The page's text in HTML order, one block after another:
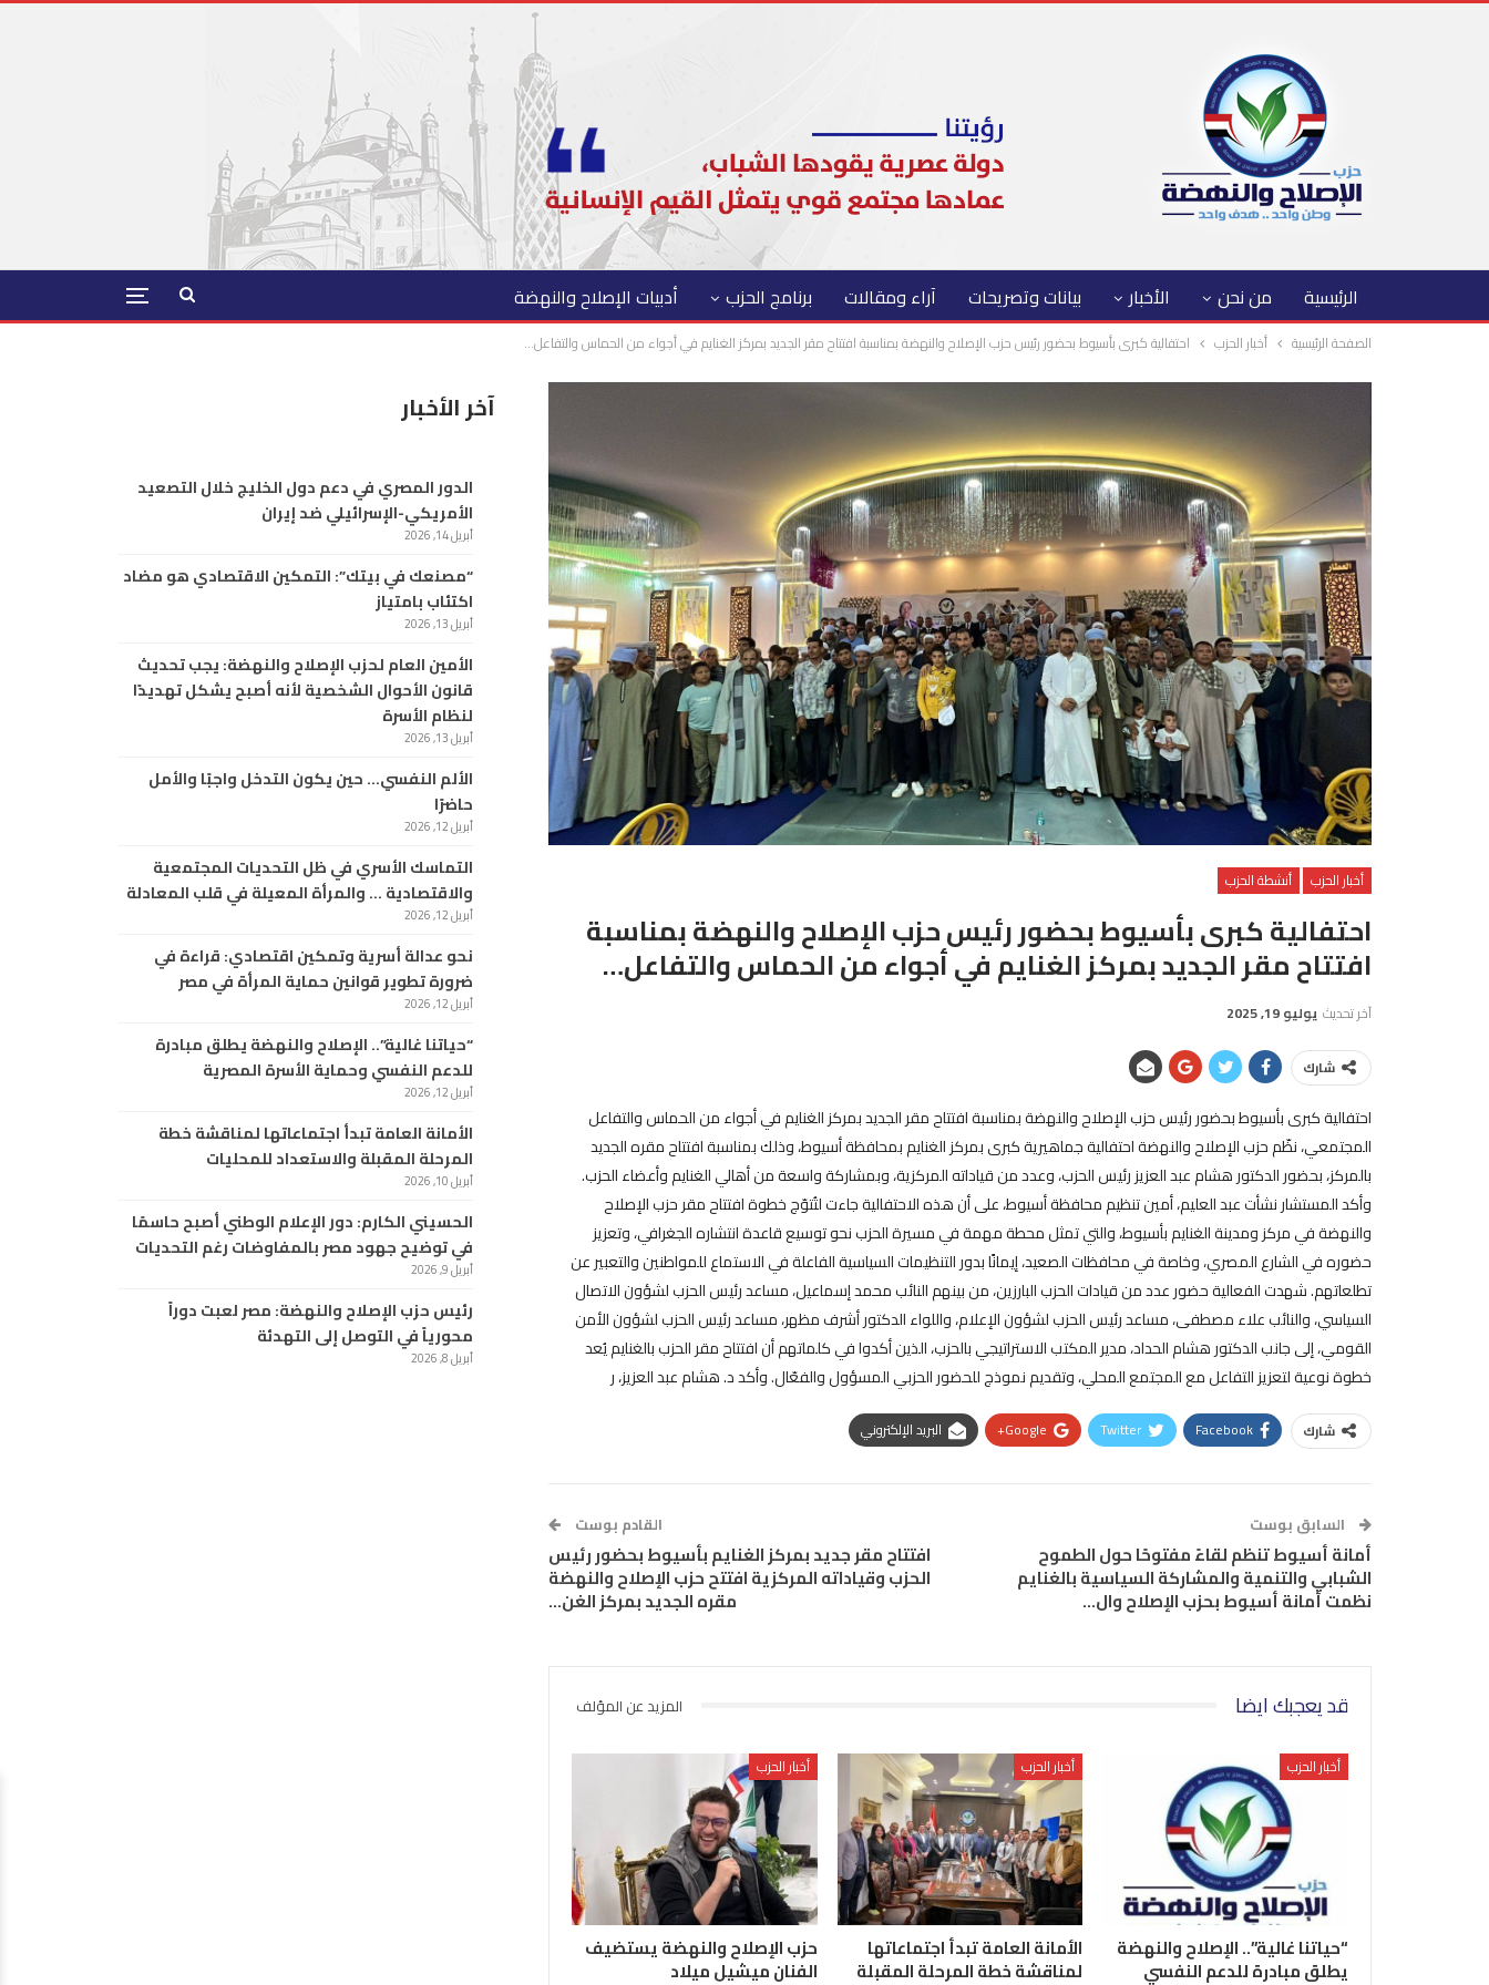
الرئيسية من نحن الأخبار بيانات وتصريحات آراء ومقالات برنامج الحزب أدبيات الإصلاح والنهضة
الصفحة الرئيسية أخبار الحزب احتفالية كبرى بأسيوط بحضور رئيس حزب الإصلاح والنهضة بمناسبة افتتاح مقر الجديد بمركز الغنايم في أجواء من الحماس والتفاعل…
أخبار الحزب أنشطة الحزب
احتفالية كبرى بأسيوط بحضور رئيس حزب الإصلاح والنهضة بمناسبة
افتتاح مقر الجديد بمركز الغنايم في أجواء من الحماس والتفاعل…
آخر تحديث يوليو 19, 2025
شارك
احتفالية كبرى بأسيوط بحضور رئيس حزب الإصلاح والنهضة بمناسبة افتتاح مقر الجديد بمركز الغنايم في أجواء من الحماس والتفاعل
المجتمعي، نظّم حزب الإصلاح والنهضة احتفالية جماهيرية كبرى بمركز الغنايم بمحافظة أسيوط، وذلك بمناسبة افتتاح مقره الجديد
بالمركز، بحضور الدكتور هشام عبد العزيز رئيس الحزب، وعدد من قياداته المركزية، وبمشاركة واسعة من أهالي الغنايم وأعضاء الحزب.
وأكد المستشار نشأت عبد العليم، أمين تنظيم محافظة أسيوط، على أن هذه الاحتفالية جاءت لتُتوّج خطوة افتتاح مقر حزب الإصلاح
والنهضة في مركز ومدينة الغنايم بأسيوط، والتي تمثل محطة مهمة في مسيرة الحزب نحو توسيع قاعدة انتشاره الجغرافي، وتعزيز
حضوره في الشارع المصري، وخاصة في محافظات الصعيد، إيمانًا بدور التنظيمات السياسية الفاعلة في الاستماع للمواطنين والتعبير عن
تطلعاتهم. شهدت الفعالية حضور عدد من قيادات الحزب البارزين، من بينهم النائب محمد إسماعيل، مساعد رئيس الحزب لشؤون الاتصال
السياسي، والنائب علاء مصطفى، مساعد رئيس الحزب لشؤون الإعلام، واللواء الدكتور أشرف مظهر، مساعد رئيس الحزب لشؤون الأمن
القومي، إلى جانب الدكتور هشام الحداد، مدير المكتب الاستراتيجي بالحزب، الذين أكدوا في كلماتهم أن افتتاح مقر الحزب بالغنايم يُعد
خطوة نوعية لتعزيز التفاعل مع المجتمع المحلي، وتقديم نموذج للحضور الحزبي المسؤول والفعّال. وأكد د. هشام عبد العزيز، ر
شارك Facebook
Twitter
Google+ البريد الإلكتروني
السابق بوست
أمانة أسيوط تنظم لقاءً مفتوحًا حول الطموح
الشبابي والتنمية والمشاركة السياسية بالغنايم
نظمت أمانة أسيوط بحزب الإصلاح وال…
القادم بوست
افتتاح مقر جديد بمركز الغنايم بأسيوط بحضور رئيس
الحزب وقياداته المركزية افتتح حزب الإصلاح والنهضة
مقره الجديد بمركز الغن…
قد يعجبك ايضا المزيد عن المؤلف
أخبار الحزب
“حياتنا غالية”.. الإصلاح والنهضة
يطلق مبادرة للدعم النفسي
أخبار الحزب
الأمانة العامة تبدأ اجتماعاتها
لمناقشة خطة المرحلة المقبلة
أخبار الحزب
حزب الإصلاح والنهضة يستضيف
الفنان ميشيل ميلاد
آخر الأخبار
الدور المصري في دعم دول الخليج خلال التصعيد
الأمريكي-الإسرائيلي ضد إيران
أبريل 14, 2026
“مصنعك في بيتك”: التمكين الاقتصادي هو مضاد
اكتئاب بامتياز
أبريل 13, 2026
الأمين العام لحزب الإصلاح والنهضة: يجب تحديث
قانون الأحوال الشخصية لأنه أصبح يشكل تهديدًا
لنظام الأسرة
أبريل 13, 2026
الألم النفسي… حين يكون التدخل واجبًا والأمل
حاضرًا
أبريل 12, 2026
التماسك الأسري في ظل التحديات المجتمعية
والاقتصادية … والمرأة المعيلة في قلب المعادلة
أبريل 12, 2026
نحو عدالة أسرية وتمكين اقتصادي: قراءة في
ضرورة تطوير قوانين حماية المرأة في مصر
أبريل 12, 2026
“حياتنا غالية”.. الإصلاح والنهضة يطلق مبادرة
للدعم النفسي وحماية الأسرة المصرية
أبريل 12, 2026
الأمانة العامة تبدأ اجتماعاتها لمناقشة خطة
المرحلة المقبلة والاستعداد للمحليات
أبريل 10, 2026
الحسيني الكارم: دور الإعلام الوطني أصبح حاسمًا
في توضيح جهود مصر بالمفاوضات رغم التحديات
أبريل 9, 2026
رئيس حزب الإصلاح والنهضة: مصر لعبت دوراً
محورياً في التوصل إلى التهدئة
أبريل 8, 2026